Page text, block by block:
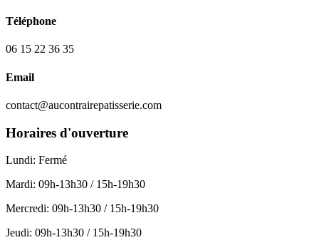
Téléphone
06 15 22 36 35
Email
contact@aucontrairepatisserie.com
Horaires d'ouverture
Lundi: Fermé
Mardi: 09h-13h30 / 15h-19h30
Mercredi: 09h-13h30 / 15h-19h30
Jeudi: 09h-13h30 / 15h-19h30